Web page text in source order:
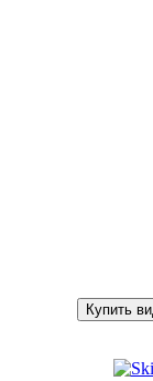
Купить